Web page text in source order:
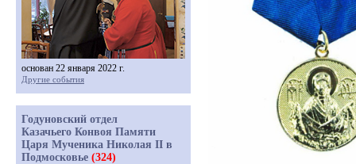
основан 22 января 2022 г.
Другие события
Годуновский отдел
Казачьего Конвоя Памяти
Царя Мученика Николая II в
Подмосковье (324)